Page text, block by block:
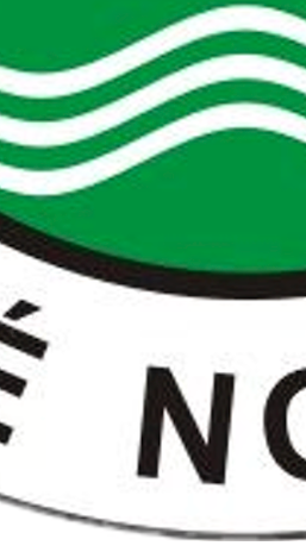
IN ENGLISH
EDUPAGE
Nábrežná Kys. Nové Mesto mohli
kde sa žiaci dozvedeli mnohé
však mali pri razení vlastných mincí.
veži, prezreli sme kostnicu a
trestania a mučenia za
si Pamätník SNP, ale hlavne nás
sme mali aj krátky čas na voľný
do svojich domovov.